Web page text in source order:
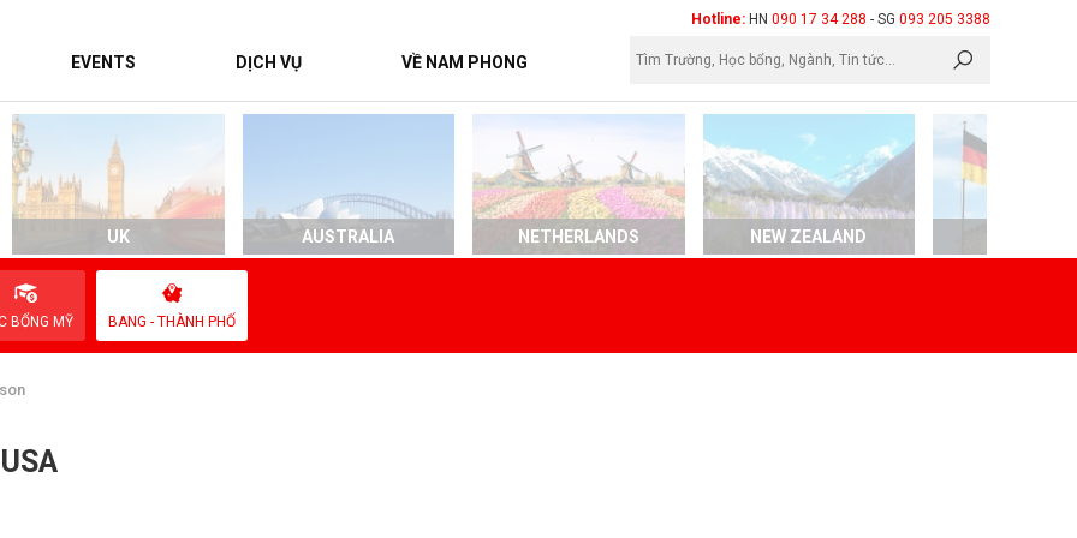
Hotline: HN 090 17 34 288 - SG 093 205 3388
EVENTS DỊCH VỤ VỀ NAM PHONG
UK AUSTRALIA NETHERLANDS NEW ZEALAND
BỔNG MỸ BANG - THÀNH PHỐ